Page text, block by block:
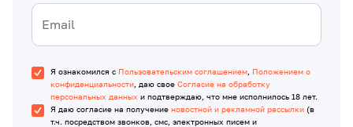
Я ознакомился с Пользовательским соглашением, Положением о
конфиденциальности, даю свое Согласие на обработку
персональных данных и подтверждаю, что мне исполнилось 18 лет.
Я даю согласие на получение новостной и рекламной рассылки (в
т.ч. посредством звонков, смс, электронных писем и